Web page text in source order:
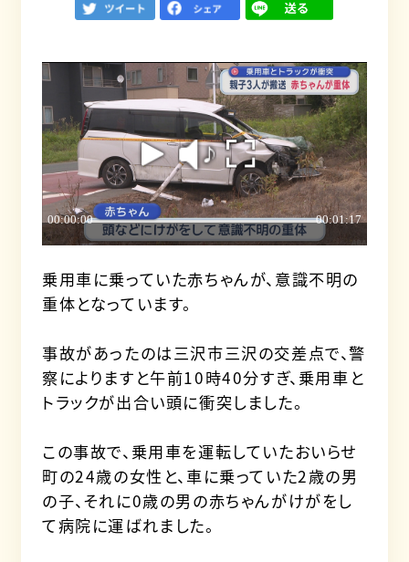
乗用車に乗っていた赤ちゃんが、意識不明の
重体となっています。
事故があったのは三沢市三沢の交差点で、警
察によりますと午前10時40分すぎ、乗用車と
トラックが出合い頭に衝突しました。
この事故で、乗用車を運転していたおいらせ
町の24歳の女性と、車に乗っていた2歳の男
の子、それに0歳の男の赤ちゃんがけがをし
て病院に運ばれました。